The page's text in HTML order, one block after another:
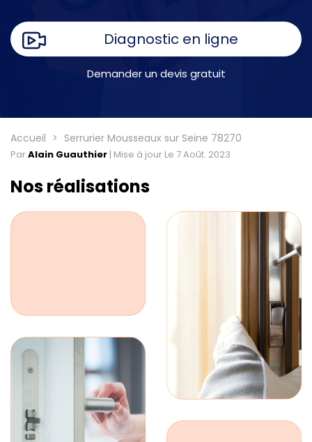
Diagnostic en ligne
Demander un devis gratuit
Accueil Serrurier Mousseaux sur Seine 78270
ParAlain Guauthier | Mise à jour Le 7 Août. 2023
Nos réalisations